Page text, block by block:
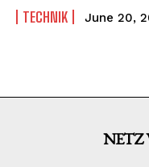
TECHNIK June 20,
NETZ